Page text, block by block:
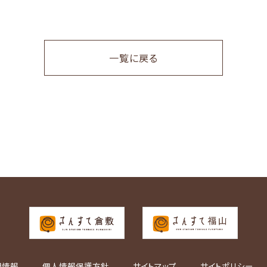
一覧に戻る